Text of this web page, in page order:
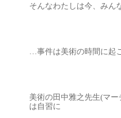
そんなわたしは今、みん
…事件は美術の時間に起
美術の田中雅之先生(マ
は自習に